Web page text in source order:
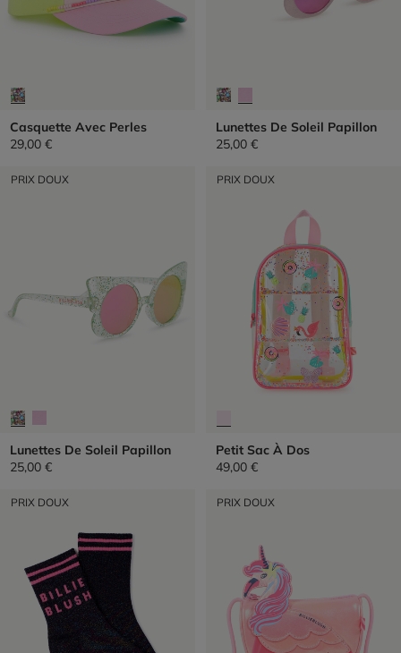
Casquette Avec Perles
29,00 €
Lunettes De Soleil Papillon
25,00 €
PRIX DOUX
Lunettes De Soleil Papillon
25,00 €
PRIX DOUX
Petit Sac À Dos
49,00 €
PRIX DOUX PRIX DOUX